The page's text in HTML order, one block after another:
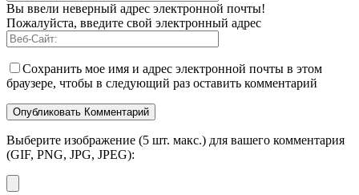
Вы ввели неверный адрес электронной почты!
Пожалуйста, введите свой электронный адрес
Сохранить мое имя и адрес электронной почты в этом
браузере, чтобы в следующий раз оставить комментарий
Выберите изображение (5 шт. макс.) для вашего комментария
(GIF, PNG, JPG, JPEG):